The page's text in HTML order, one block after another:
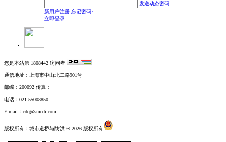
发送动态密码
新用户注册 忘记密码?
立即登录
您是本站第 1808442 访问者
通信地址：上海市中山北二路901号
邮编：200092 传真：
电话：021-55008850
E-mail：cdq@smedi.com
版权所有：城市道桥与防洪 ® 2026 版权所有